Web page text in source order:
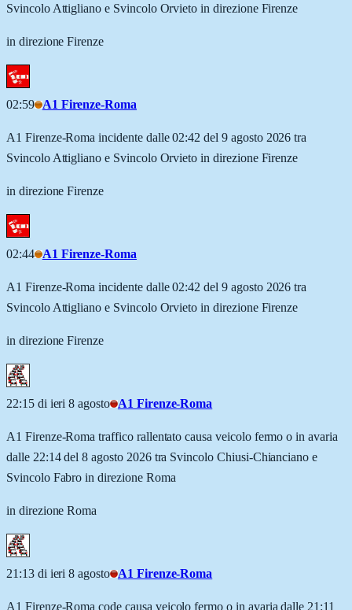
Svincolo Attigliano e Svincolo Orvieto in direzione Firenze
in direzione Firenze
02:59 A1 Firenze-Roma
A1 Firenze-Roma incidente dalle 02:42 del 9 agosto 2026 tra
Svincolo Attigliano e Svincolo Orvieto in direzione Firenze
in direzione Firenze
02:44 A1 Firenze-Roma
A1 Firenze-Roma incidente dalle 02:42 del 9 agosto 2026 tra
Svincolo Attigliano e Svincolo Orvieto in direzione Firenze
in direzione Firenze
22:15 di ieri 8 agosto A1 Firenze-Roma
A1 Firenze-Roma traffico rallentato causa veicolo fermo o in avaria
dalle 22:14 del 8 agosto 2026 tra Svincolo Chiusi-Chianciano e
Svincolo Fabro in direzione Roma
in direzione Roma
21:13 di ieri 8 agosto A1 Firenze-Roma
A1 Firenze-Roma code causa veicolo fermo o in avaria dalle 21:11